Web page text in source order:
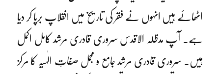
اٹھائے ہیں انہوں نے فقر کی تاریخ میں انقلاپ برپا کر دیا
ہے۔ آپ مدظلہ الاقدس سروری قادری مرشد کامل اکمل
ہیں۔ سروری قادری مرشد جامع و مجمل صفاتِ الٰہیہ کا مرکز